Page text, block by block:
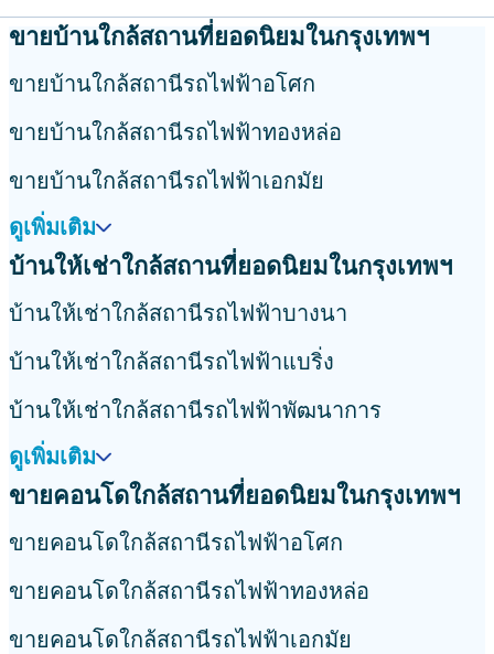
ขายบ้านใกล้สถานที่ยอดนิยมในกรุงเทพฯ
ขายบ้านใกล้สถานีรถไฟฟ้าอโศก
ขายบ้านใกล้สถานีรถไฟฟ้าทองหล่อ
ขายบ้านใกล้สถานีรถไฟฟ้าเอกมัย
ดูเพิ่มเติม
บ้านให้เช่าใกล้สถานที่ยอดนิยมในกรุงเทพฯ
บ้านให้เช่าใกล้สถานีรถไฟฟ้าบางนา
บ้านให้เช่าใกล้สถานีรถไฟฟ้าแบริ่ง
บ้านให้เช่าใกล้สถานีรถไฟฟ้าพัฒนาการ
ดูเพิ่มเติม
ขายคอนโดใกล้สถานที่ยอดนิยมในกรุงเทพฯ
ขายคอนโดใกล้สถานีรถไฟฟ้าอโศก
ขายคอนโดใกล้สถานีรถไฟฟ้าทองหล่อ
ขายคอนโดใกล้สถานีรถไฟฟ้าเอกมัย